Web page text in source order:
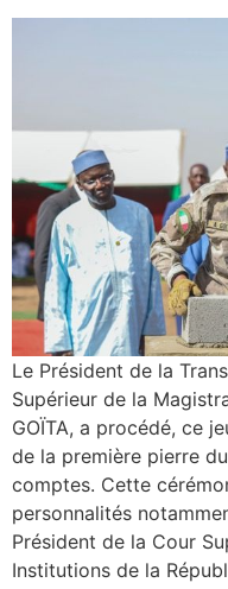
Le Président de la
Supérieur de la
GOÏTA, a procédé, ce
de la première pierre
comptes. Cette
personnalités
Président de la Cour
Institutions de la